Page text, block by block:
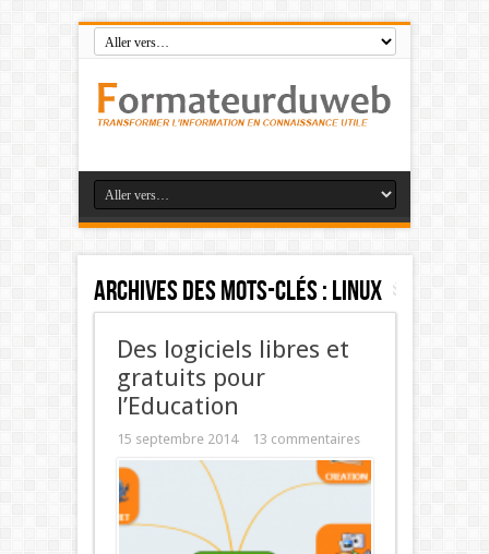
Archives des mots-clés :linux
Des logiciels libres et
gratuits pour
l’Education
15 septembre 2014 13 commentaires